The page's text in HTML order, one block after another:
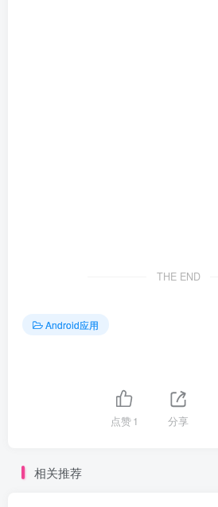
THE END
Android应用
点赞1 分享
相关推荐